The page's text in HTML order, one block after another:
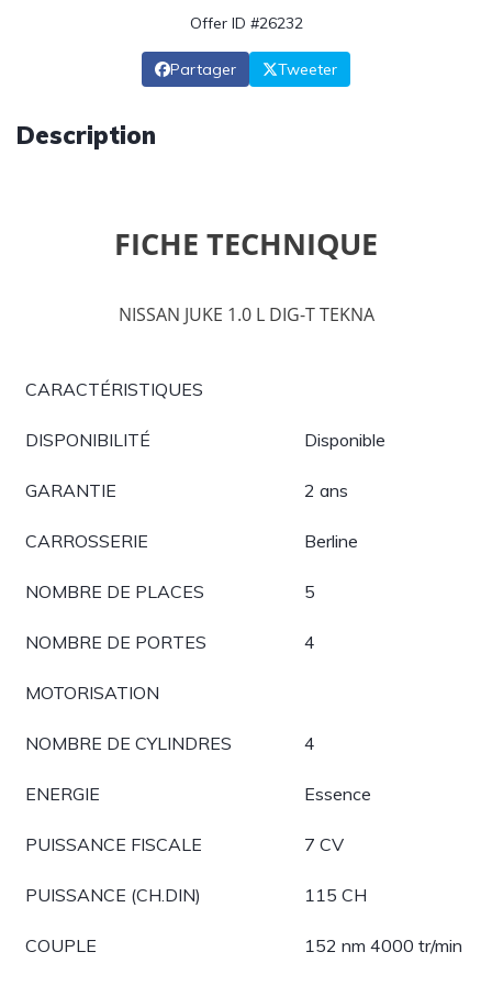
Offer ID #26232
Partager Tweeter
Description
FICHE TECHNIQUE
NISSAN JUKE 1.0 L DIG-T TEKNA
CARACTÉRISTIQUES
DISPONIBILITÉ Disponible
GARANTIE 2 ans
CARROSSERIE Berline
NOMBRE DE PLACES 5
NOMBRE DE PORTES 4
MOTORISATION
NOMBRE DE CYLINDRES 4
ENERGIE Essence
PUISSANCE FISCALE 7 CV
PUISSANCE (CH.DIN) 115 CH
COUPLE 152 nm 4000 tr/min